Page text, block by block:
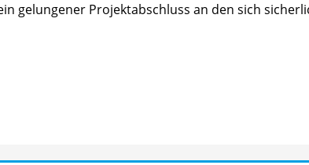
gelungener Projektabschluss an den sich